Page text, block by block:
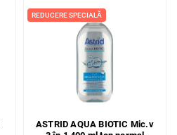
REDUCERE SPECIALĂ
ASTRID AQUA BIOTIC Mic.v